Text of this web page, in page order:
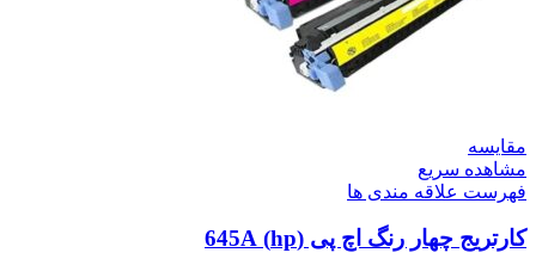
مقایسه
مشاهده سریع
فهرست علاقه مندی ها
کارتریج چهار رنگ اچ پی (hp) 645A